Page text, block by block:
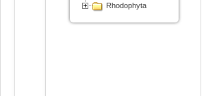
Rhodophyta